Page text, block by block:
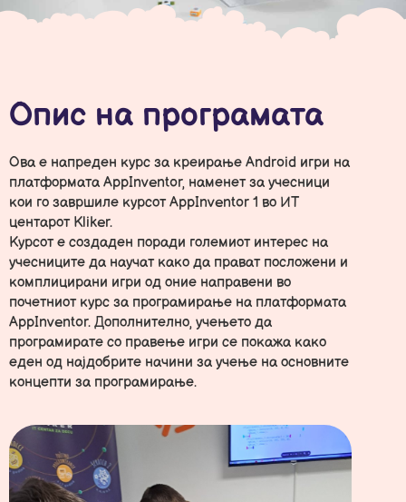
Опис на програмата
Ова е напреден курс за креирање Android игри на
платформата AppInventor, наменет за учесници
кои го завршиле курсот AppInventor 1 во ИТ
центарот Kliker.
Курсот е создаден поради големиот интерес на
учесниците да научат како да прават посложени и
комплицирани игри од оние направени во
почетниот курс за програмирање на платформата
AppInventor. Дополнително, учењето да
програмирате со правење игри се покажа како
еден од најдобрите начини за учење на основните
концепти за програмирање.